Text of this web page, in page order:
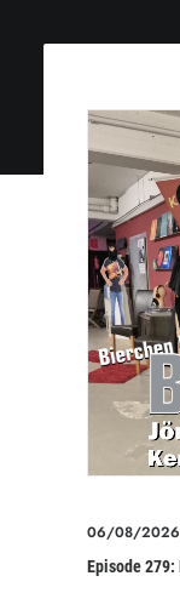
06/08/2026
Episode 279: